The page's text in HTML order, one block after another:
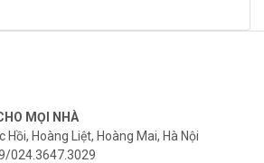
MỌI NHÀ
Hoàng Liệt, Hoàng Mai, Hà Nội
024.3647.3029